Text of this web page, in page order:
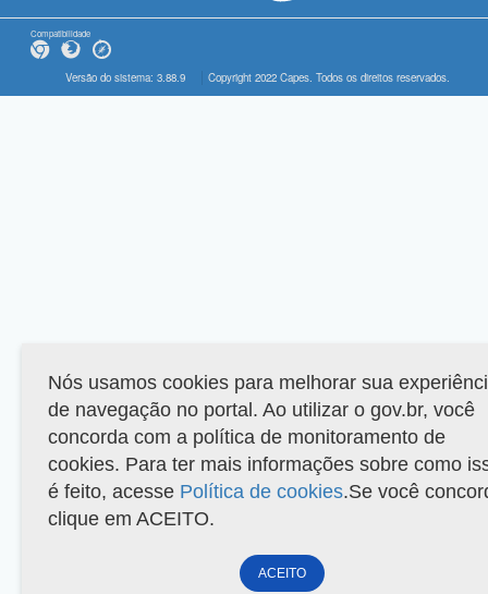
Compatibilidade
Versão do sistema: 3.88.9 Copyright 2022 Capes. Todos os direitos reservados.
Nós usamos cookies para melhorar sua
de navegação no portal. Ao utilizar o gov.br, você
concorda com a política de monitoramento de
cookies. Para ter mais informações sobre como
é feito, acesse Política de cookies.Se você
clique em ACEITO.
ACEITO